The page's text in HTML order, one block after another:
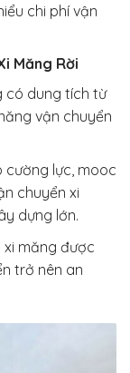
chi phí vận
Măng Rời
có dung tích từ
vận chuyển
cường lực, mooc
chuyển xi
dựng lớn.
xi măng được
trở nên an